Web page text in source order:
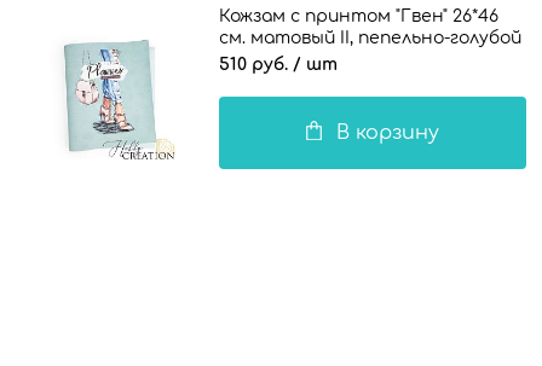
Кожзам с принтом "Гвен" 26*46
см. матовый II, пепельно-голубой
510 руб. / шт
В корзину